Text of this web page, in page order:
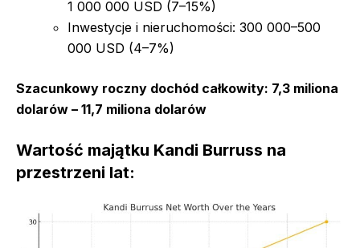
1 000 000 USD (7–15%)
Inwestycje i nieruchomości: 300 000–500
000 USD (4–7%)
Szacunkowy roczny dochód całkowity: 7,3 miliona
dolarów – 11,7 miliona dolarów
Wartość majątku Kandi Burruss na
przestrzeni lat: